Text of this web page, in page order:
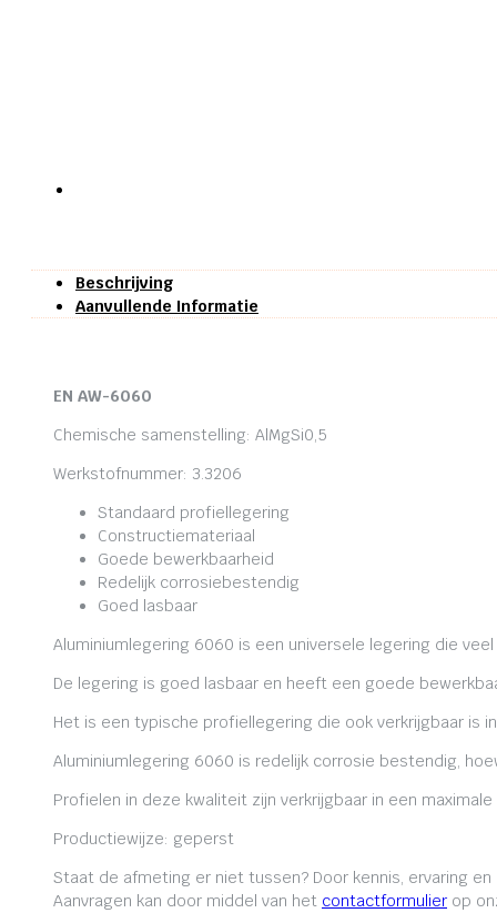
Beschrijving
Aanvullende Informatie
EN AW-6060
Chemische samenstelling: AlMgSi0,5
Werkstofnummer: 3.3206
Standaard profiellegering
Constructiemateriaal
Goede bewerkbaarheid
Redelijk corrosiebestendig
Goed lasbaar
Aluminiumlegering 6060 is een universele legering die
De legering is goed lasbaar en heeft een goede
Het is een typische profiellegering die ook verkrijgbaar is
Aluminiumlegering 6060 is redelijk corrosie bestendig,
Profielen in deze kwaliteit zijn verkrijgbaar in een
Productiewijze: geperst
Staat de afmeting er niet tussen? Door kennis, ervaring
Aanvragen kan door middel van het contactformulier op